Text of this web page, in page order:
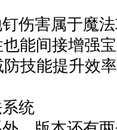
伤害属于魔
能间接增强
防技能提升效
统